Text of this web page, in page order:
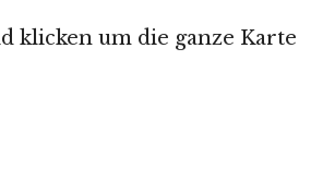
klicken um die ganze Karte